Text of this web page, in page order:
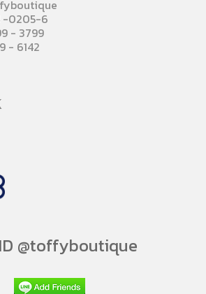
-0205-6
- 3799
- 6142
@toffyboutique